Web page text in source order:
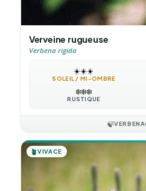
Verveine rugueuse
Verbena rigida
☀️☀️☀️
SOLEIL / MI-OMBRE
❄️❄️❄️
RUSTIQUE
🍃
🪴VIVACE